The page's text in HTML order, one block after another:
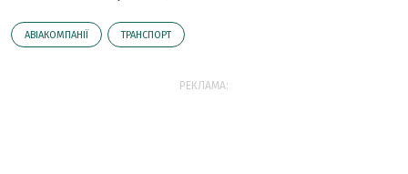
АВІАКОМПАНІЇ ТРАНСПОРТ
РЕКЛАМА: